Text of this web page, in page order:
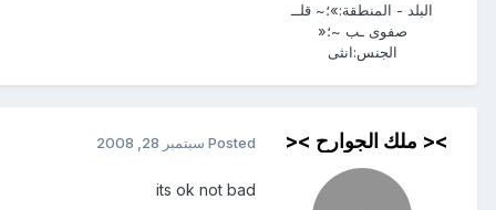
البلد - المنطقة:»؛~ قلــ
صفوى ـب ~؛«
الجنس:انثى
>< ملك الجوارح >< Posted سبتمبر 28, 2008
its ok not bad